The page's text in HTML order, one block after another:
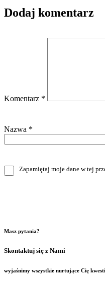
Dodaj komentarz
Komentarz *
Nazwa *
Zapamiętaj moje dane w tej
Masz pytania?
Skontaktuj się z Nami
wyjaśnimy wszystkie nurtujące Cię